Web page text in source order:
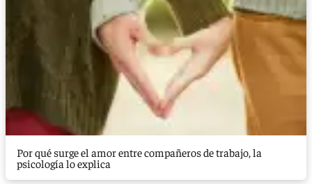
Por qué surge el amor entre compañeros de trabajo, la
psicología lo explica